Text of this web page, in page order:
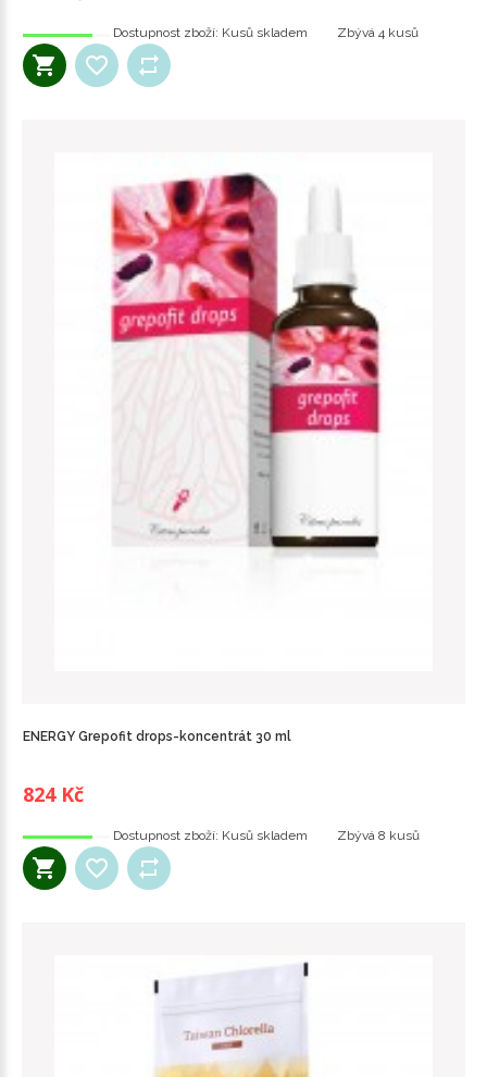
Dostupnost zboží: Kusů skladem Zbývá 4 kusů
ENERGY Grepofit drops-koncentrát 30 ml
824 Kč
Dostupnost zboží: Kusů skladem Zbývá 8 kusů